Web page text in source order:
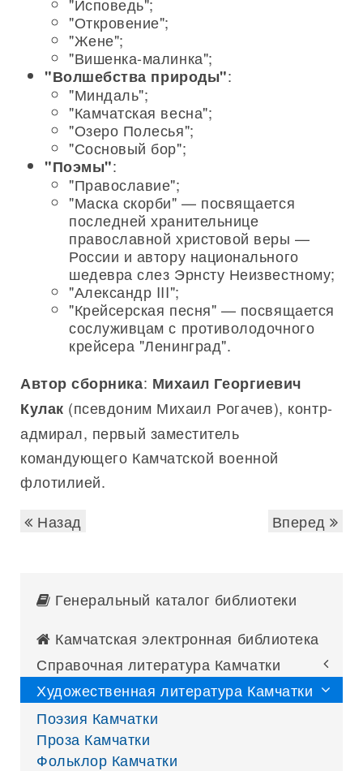
"Откровение";
"Жене";
"Вишенка-малинка";
"Волшебства природы":
"Миндаль";
"Камчатская весна";
"Озеро Полесья";
"Сосновый бор";
"Поэмы":
"Православие";
"Маска скорби" — посвящается
последней хранительнице
православной христовой веры —
России и автору национального
шедевра слез Эрнсту Неизвестному;
"Александр III";
"Крейсерская песня" — посвящается
сослуживцам с противолодочного
крейсера "Ленинград".
Автор сборника: Михаил Георгиевич
Кулак (псевдоним Михаил Рогачев), контр-
адмирал, первый заместитель
командующего Камчатской военной
флотилией.
Назад
Вперед
Генеральный каталог библиотеки
Камчатская электронная библиотека
Справочная литература Камчатки
Художественная литература Камчатки
Поэзия Камчатки
Проза Камчатки
Фольклор Камчатки